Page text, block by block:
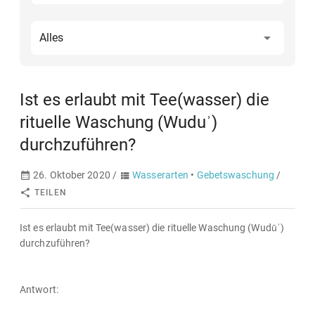
Alles
Ist es erlaubt mit Tee(wasser) die
rituelle Waschung (Wuduʾ)
durchzuführen?
26. Oktober 2020 / Wasserarten • Gebetswaschung /
TEILEN
Ist es erlaubt mit Tee(wasser) die rituelle Waschung (Wudūʾ)
durchzuführen?
Antwort: